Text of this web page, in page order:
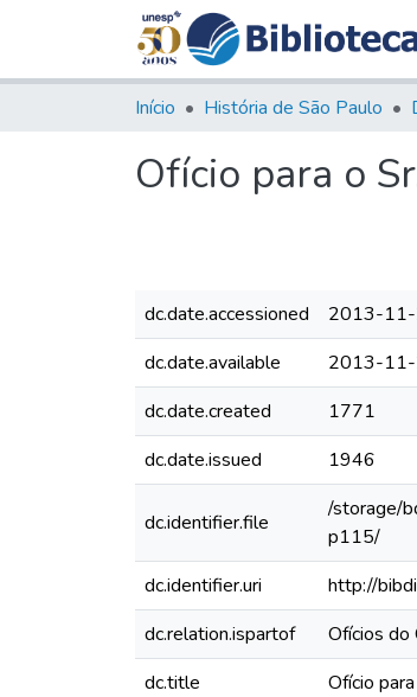
Início História de São Paulo
Ofício para o
dc.date.accessioned
2013-
dc.date.available
2013-
dc.date.created
1771
dc.date.issued
1946
dc.identifier.file
/storage/
p115/
dc.identifier.uri
http://
dc.relation.ispartof
Ofícios
dc.title
Ofício